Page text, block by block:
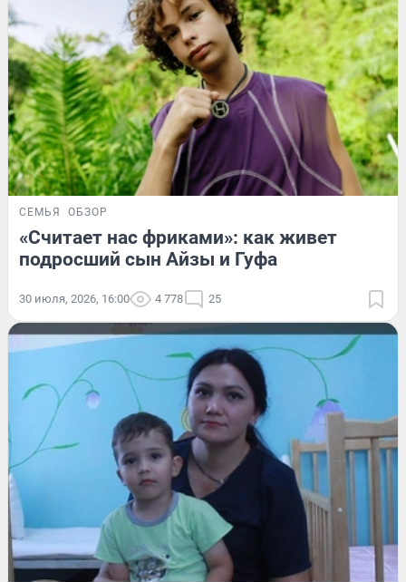
СЕМЬЯ ОБЗОР
«Считает нас фриками»: как живет
подросший сын Айзы и Гуфа
30 июля, 2026, 16:00 4 778 25